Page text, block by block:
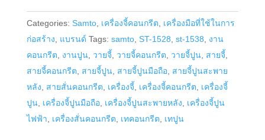
แบบ
มือ
ถือ
samto
รุ่น
ST-
1528
quantity
Categories: Samto, เครื่องจี้คอนกรีต, เครื่องมือที่ใช้ในการ
ก่อสร้าง, แบรนด์ Tags: samto, ST-1528, st-1538, งาน
คอนกรีต, งานปูน, วายจี้, วายจี้คอนกรีต, วายจี้ปูน, สายจี้,
สายจี้คอนกรีต, สายจี้ปูน, สายจี้ปูนมือถือ, สายจี้ปูนสะพาย
หลัง, สายสั่นคอนกรีต, เครื่องจี้, เครื่องจี้คอนกรีต, เครื่องจี้
ปูน, เครื่องจี้ปูนมือถือ, เครื่องจี้ปูนสะพายหลัง, เครื่องจี้ปูน
ไฟฟ้า, เครื่องสั่นคอนกรีต, เทคอนกรีต, เทปูน